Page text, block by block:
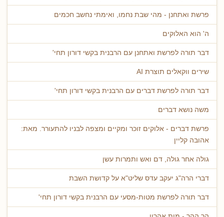
פרשת ואתחנן - מהי שבת נחמו, ואימתי נחשב חכמים
ה' הוא האלוקים
דבר תורה לפרשת ואתחנן עם הרבנית בקשי דורון תחי'
שירים ווקאלים תוצרת AI
דבר תורה לפרשת דברים עם הרבנית בקשי דורון תחי'
משה נושא דברים
פרשת דברים - אלוקים זוכר ומקיים ומצפה לבניו להתעורר. מאת:
אהובה קליין
גולה אחר גולה, דם ואש ותמרות עשן
דברי הרה"ג יעקב עדס שליט"א על קדושת השבת
דבר תורה לפרשת מטות-מסעי עם הרבנית בקשי דורון תחי'